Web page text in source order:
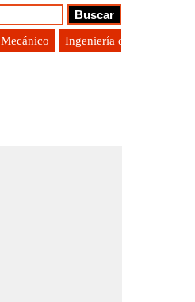
Mecánico Ingeniería de Producción